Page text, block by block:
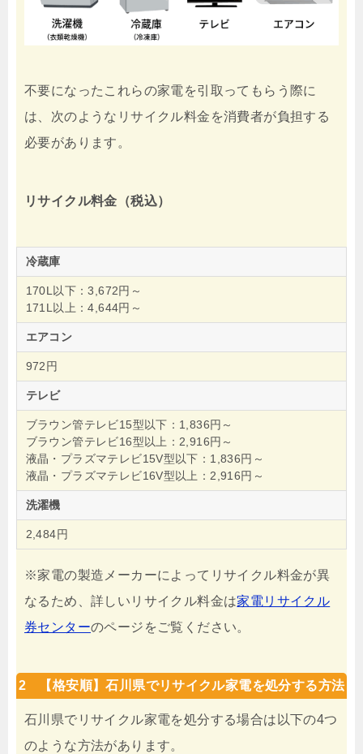
不要になったこれらの家電を引取ってもらう際に
は、次のようなリサイクル料金を消費者が負担する
必要があります。
リサイクル料金（税込）
冷蔵庫
170L以下：3,672円～
171L以上：4,644円～
エアコン
972円
テレビ
ブラウン管テレビ15型以下：1,836円～
ブラウン管テレビ16型以上：2,916円～
液晶・プラズマテレビ15V型以下：1,836円～
液晶・プラズマテレビ16V型以上：2,916円～
洗濯機
2,484円
※家電の製造メーカーによってリサイクル料金が異
なるため、詳しいリサイクル料金は家電リサイクル
券センターのページをご覧ください。
2 【格安順】石川県でリサイクル家電を処分する方法
石川県でリサイクル家電を処分する場合は以下の4つ
のような方法があります。